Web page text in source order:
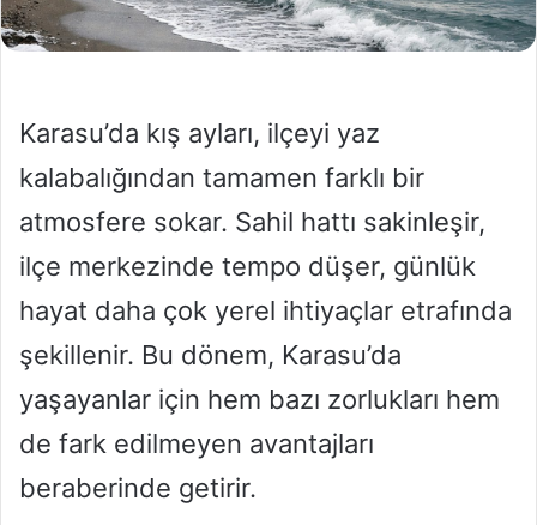
n
d
m
k
Karasu’da kış ayları, ilçeyi yaz
kalabalığından tamamen farklı bir
atmosfere sokar. Sahil hattı sakinleşir,
ilçe merkezinde tempo düşer, günlük
hayat daha çok yerel ihtiyaçlar etrafında
şekillenir. Bu dönem, Karasu’da
yaşayanlar için hem bazı zorlukları hem
de fark edilmeyen avantajları
beraberinde getirir.